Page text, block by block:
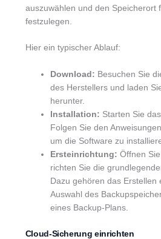
auszuwählen und den Speicherort
festzulegen.
Hier ein typischer Ablauf:
Download: Besuchen Sie
des Herstellers und laden
herunter.
Installation: Starten Sie
Folgen Sie den
um die Software zu
Ersteinrichtung: Öffnen
richten Sie die
Dazu gehören das Erstellen
Auswahl des
eines Backup-Plans.
Cloud-Sicherung einrichten